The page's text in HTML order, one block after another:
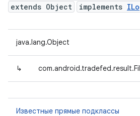
extends Object
implements
java.lang.Object
↳
Известные прямые подклассы